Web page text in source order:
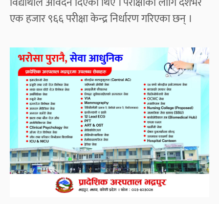
एक हजार ९६६ परीक्षा केन्द्र निर्धारण गरिएका छन् ।